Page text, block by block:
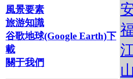
風景要素
旅游知識
谷歌地球(Google Earth)下
載
關于我們